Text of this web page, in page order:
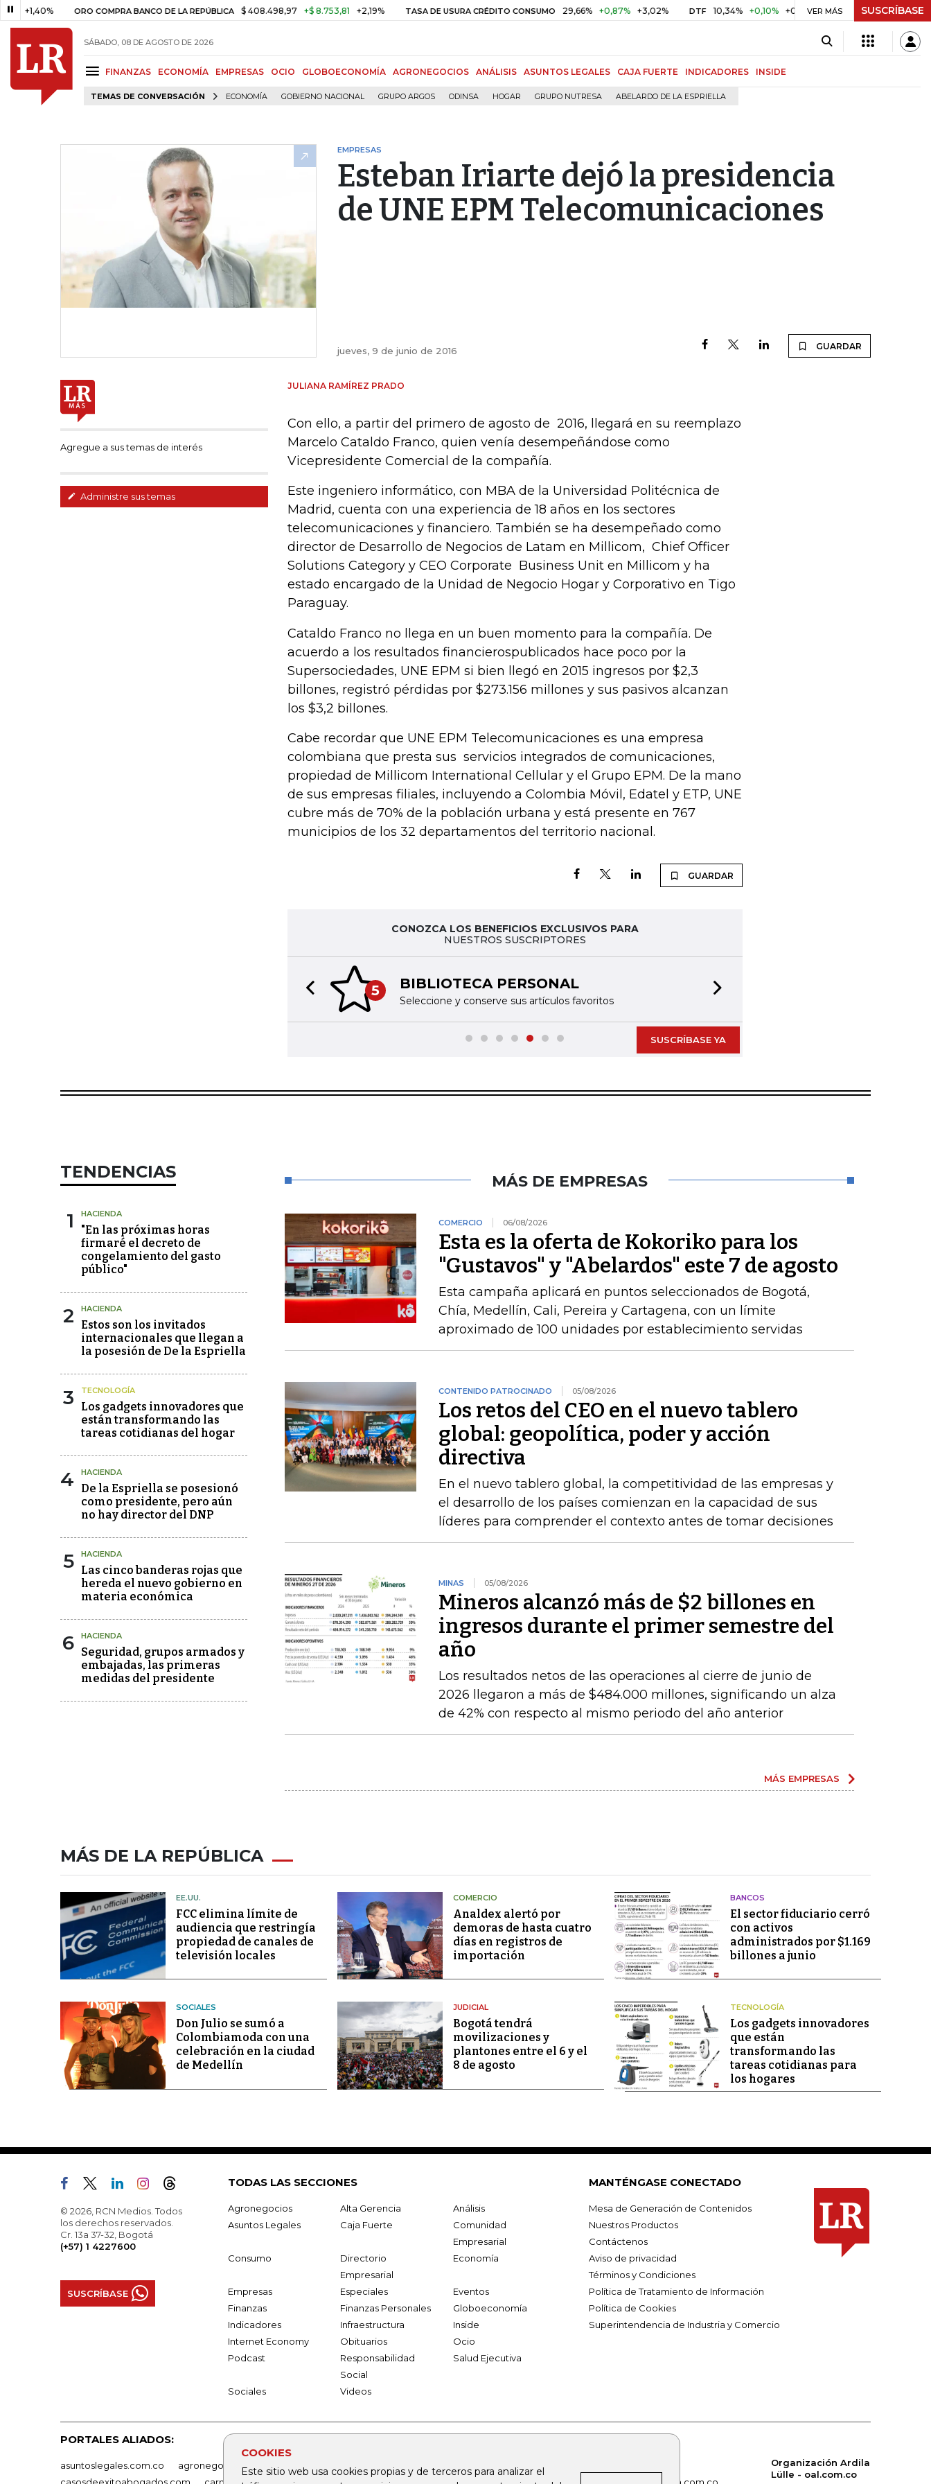
ORO COMPRA BANCO DE LA REPÚBLICA $ 408.498,97 +$ 8.753,81 +2,19% TASA DE USURA CRÉDITO CONSUMO 29,66% +0,87% +3,02% DTF 10,34% +0,10% +0,98% UVR $ 416,91 +$ 0,05
VER MÁS SUSCRÍBASE
SÁBADO, 08 DE AGOSTO DE 2026
FINANZAS ECONOMÍA EMPRESAS OCIO GLOBOECONOMÍA AGRONEGOCIOS ANÁLISIS ASUNTOS LEGALES CAJA FUERTE INDICADORES INSIDE
TEMAS DE CONVERSACIÓN ECONOMÍA GOBIERNO NACIONAL GRUPO ARGOS ODINSA HOGAR GRUPO NUTRESA ABELARDO DE LA ESPRIELLA
COOKIES
Este sitio web usa cookies propias y de terceros para analizar el
EMPRESAS
Esteban Iriarte dejó la presidencia
de UNE EPM Telecomunicaciones
jueves, 9 de junio de 2016 GUARDAR
Agregue a sus temas de interés
Administre sus temas
JULIANA RAMÍREZ PRADO
Con ello, a partir del primero de agosto de 2016, llegará en su reemplazo
Marcelo Cataldo Franco, quien venía desempeñándose como
Vicepresidente Comercial de la compañía.
Este ingeniero informático, con MBA de la Universidad Politécnica de
Madrid, cuenta con una experiencia de 18 años en los sectores
telecomunicaciones y financiero. También se ha desempeñado como
director de Desarrollo de Negocios de Latam en Millicom, Chief Officer
Solutions Category y CEO Corporate Business Unit en Millicom y ha
estado encargado de la Unidad de Negocio Hogar y Corporativo en Tigo
Paraguay.
Cataldo Franco no llega en un buen momento para la compañía. De
acuerdo a los resultados financierospublicados hace poco por la
Supersociedades, UNE EPM si bien llegó en 2015 ingresos por $2,3
billones, registró pérdidas por $273.156 millones y sus pasivos alcanzan
los $3,2 billones.
Cabe recordar que UNE EPM Telecomunicaciones es una empresa
colombiana que presta sus servicios integrados de comunicaciones,
propiedad de Millicom International Cellular y el Grupo EPM. De la mano
de sus empresas filiales, incluyendo a Colombia Móvil, Edatel y ETP, UNE
cubre más de 70% de la población urbana y está presente en 767
municipios de los 32 departamentos del territorio nacional.
GUARDAR
CONOZCA LOS BENEFICIOS EXCLUSIVOS PARA
NUESTROS SUSCRIPTORES
5 BIBLIOTECA PERSONAL
Seleccione y conserve sus artículos favoritos
Previous slide
SUSCRÍBASE YA
TENDENCIAS
1 HACIENDA
"En las próximas horas
firmaré el decreto de
congelamiento del gasto
público"
2 HACIENDA
Estos son los invitados
internacionales que llegan a
la posesión de De la Espriella
3 TECNOLOGÍA
Los gadgets innovadores que
están transformando las
tareas cotidianas del hogar
4 HACIENDA
De la Espriella se posesionó
como presidente, pero aún
no hay director del DNP
5 HACIENDA
Las cinco banderas rojas que
hereda el nuevo gobierno en
materia económica
6 HACIENDA
Seguridad, grupos armados y
embajadas, las primeras
medidas del presidente
MÁS DE EMPRESAS
COMERCIO 06/08/2026
Esta es la oferta de Kokoriko para los
"Gustavos" y "Abelardos" este 7 de agosto
Esta campaña aplicará en puntos seleccionados de Bogotá,
Chía, Medellín, Cali, Pereira y Cartagena, con un límite
aproximado de 100 unidades por establecimiento servidas
CONTENIDO PATROCINADO 05/08/2026
Los retos del CEO en el nuevo tablero
global: geopolítica, poder y acción
directiva
En el nuevo tablero global, la competitividad de las empresas y
el desarrollo de los países comienzan en la capacidad de sus
líderes para comprender el contexto antes de tomar decisiones
MINAS 05/08/2026
Mineros alcanzó más de $2 billones en
ingresos durante el primer semestre del
año
Los resultados netos de las operaciones al cierre de junio de
2026 llegaron a más de $484.000 millones, significando un alza
de 42% con respecto al mismo periodo del año anterior
MÁS EMPRESAS
MÁS DE LA REPÚBLICA
EE.UU.
FCC elimina límite de
audiencia que restringía
propiedad de canales de
televisión locales
COMERCIO
Analdex alertó por
demoras de hasta cuatro
días en registros de
importación
BANCOS
El sector fiduciario cerró
con activos
administrados por $1.169
billones a junio
SOCIALES
Don Julio se sumó a
Colombiamoda con una
celebración en la ciudad
de Medellín
JUDICIAL
Bogotá tendrá
movilizaciones y
plantones entre el 6 y el
8 de agosto
TECNOLOGÍA
Los gadgets innovadores
que están
transformando las
tareas cotidianas para
los hogares
© 2026, RCN Medios. Todos
los derechos reservados.
Cr. 13a 37-32, Bogotá
(+57) 1 4227600
SUSCRÍBASE
TODAS LAS SECCIONES
Agronegocios Alta Gerencia
Análisis
Asuntos Legales
Caja Fuerte
Comunidad
Empresarial
Consumo
Directorio
Empresarial
Economía
Empresas Especiales
Eventos
Finanzas
Finanzas Personales
Globoeconomía
Indicadores
Infraestructura
Inside
Internet Economy
Obituarios
Ocio
Podcast
Responsabilidad
Social
Salud Ejecutiva
Sociales Videos
MANTÉNGASE CONECTADO
Mesa de Generación de Contenidos
Nuestros Productos
Contáctenos
Aviso de privacidad
Términos y Condiciones
Política de Tratamiento de Información
Política de Cookies
Superintendencia de Industria y Comercio
PORTALES ALIADOS:
asuntoslegales.com.co agronegocios.co empresas.larepublica.co firmasdeabogados.com
bolsaencolombia.com
Organización Ardila
Lülle - oal.com.co